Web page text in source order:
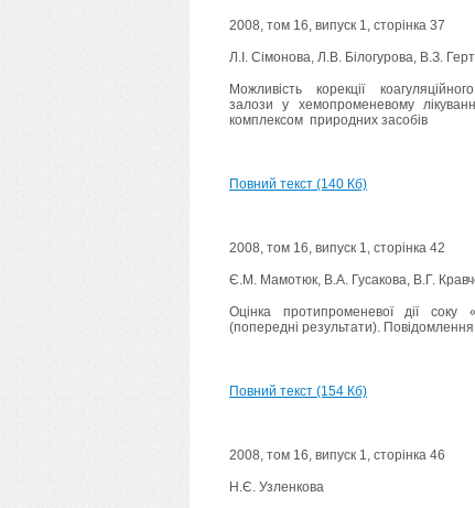
2008, том 16, випуск 1, сторінка 37
Л.І. Сімонова, Л.В. Білогурова, В.З.
Можливість корекції
залози у хемопроменевому
комплексом природних засобів
Повний текст (140 Кб)
2008, том 16, випуск 1, сторінка 42
Є.М. Мамотюк, В.А. Гусакова, В.Г.
Оцінка протипроменевої дії
(попередні результати). Повідомлення II
Повний текст (154 Кб)
2008, том 16, випуск 1, сторінка 46
Н.Є. Узленкова